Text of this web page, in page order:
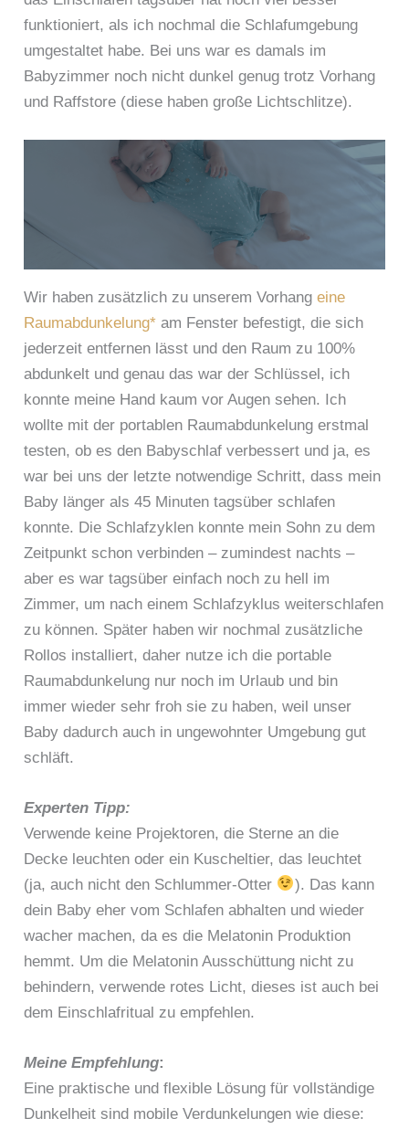
funktioniert, als ich nochmal die Schlafumgebung
umgestaltet habe. Bei uns war es damals im
Babyzimmer noch nicht dunkel genug trotz Vorhang
und Raffstore (diese haben große Lichtschlitze).
Wir haben zusätzlich zu unserem Vorhangeine
Raumabdunkelung* am Fenster befestigt, die sich
jederzeit entfernen lässt und den Raum zu 100%
abdunkelt und genau das war der Schlüssel, ich
konnte meine Hand kaum vor Augen sehen. Ich
wollte mit der portablen Raumabdunkelung erstmal
testen, ob es den Babyschlaf verbessert und ja, es
war bei uns der letzte notwendige Schritt, dass mein
Baby länger als 45 Minuten tagsüber schlafen
konnte. Die Schlafzyklen konnte mein Sohn zu dem
Zeitpunkt schon verbinden – zumindest nachts –
aber es war tagsüber einfach noch zu hell im
Zimmer, um nach einem Schlafzyklus weiterschlafen
zu können. Später haben wir nochmal zusätzliche
Rollos installiert, daher nutze ich die portable
Raumabdunkelung nur noch im Urlaub und bin
immer wieder sehr froh sie zu haben, weil unser
Baby dadurch auch in ungewohnter Umgebung gut
schläft.
Experten Tipp:
Verwende keine Projektoren, die Sterne an die
Decke leuchten oder ein Kuscheltier, das leuchtet
(ja, auch nicht den Schlummer-Otter
). Das kann
dein Baby eher vom Schlafen abhalten und wieder
wacher machen, da es die Melatonin Produktion
hemmt. Um die Melatonin Ausschüttung nicht zu
behindern, verwende rotes Licht, dieses ist auch bei
dem Einschlafritual zu empfehlen.
Meine Empfehlung:
Eine praktische und flexible Lösung für vollständige
Dunkelheit sind mobile Verdunkelungen wie diese: